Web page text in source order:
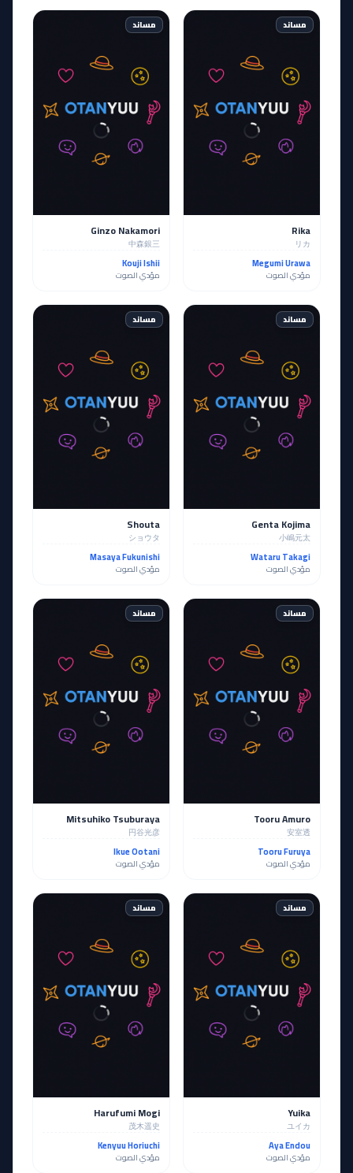
مساند
Rika
リカ
Megumi Urawa
مؤدي الصوت
مساند
Ginzo Nakamori
中森銀三
Kouji Ishii
مؤدي الصوت
مساند
Genta Kojima
小嶋元太
Wataru Takagi
مؤدي الصوت
مساند
Shouta
ショウタ
Masaya Fukunishi
مؤدي الصوت
مساند
Tooru Amuro
安室透
Tooru Furuya
مؤدي الصوت
مساند
Mitsuhiko Tsuburaya
円谷光彦
Ikue Ootani
مؤدي الصوت
مساند
Yuika
ユイカ
Aya Endou
مؤدي الصوت
مساند
Harufumi Mogi
茂木遥史
Kenyuu Horiuchi
مؤدي الصوت